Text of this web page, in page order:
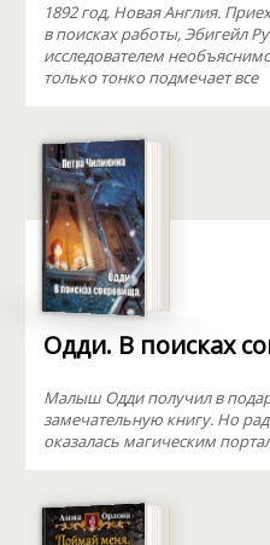
1892 год, Новая Англия.
в поисках работы, Эбигейл
исследователем
только тонко подмечает все
Одди. В поисках
Малыш Одди получил в
замечательную книгу. Но
оказалась магическим